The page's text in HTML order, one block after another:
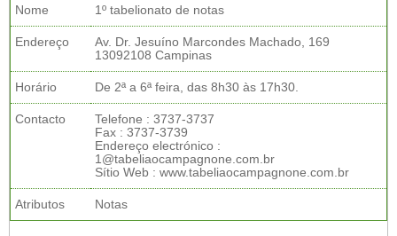
Nome 1º tabelionato de notas
Endereço
Av. Dr. Jesuíno Marcondes Machado, 169
13092108 Campinas
Horário De 2ª a 6ª feira, das 8h30 às 17h30.
Contacto
Telefone : 3737-3737
Fax : 3737-3739
Endereço electrónico :
1@tabeliaocampagnone.com.br
Sítio Web : www.tabeliaocampagnone.com.br
Atributos Notas